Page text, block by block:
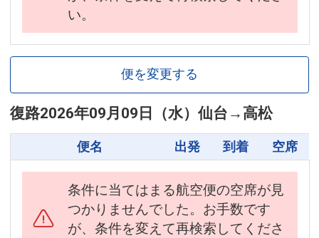
い。
便を変更する
復路2026年09月09日（水） 仙台 → 高松
便名 出発 到着 空席
条件に当てはまる航空便の空席が見
つかりませんでした。お手数です
が、条件を変えて再検索してくださ